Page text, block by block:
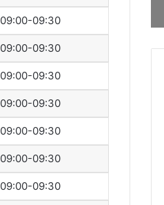
09:00-09:30
09:00-09:30
09:00-09:30
09:00-09:30
09:00-09:30
09:00-09:30
09:00-09:30